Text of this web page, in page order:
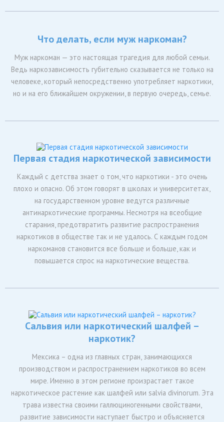
Что делать, если муж наркоман?
Муж наркоман — это настоящая трагедия для любой семьи.
Ведь наркозависимость губительно сказывается не только на
человеке, который непосредственно употребляет наркотики,
но и на его ближайшем окружении, в первую очередь, семье.
Первая стадия наркотической зависимости
Каждый с детства знает о том, что наркотики - это очень
плохо и опасно. Об этом говорят в школах и университетах,
на государственном уровне ведутся различные
антинаркотические программы. Несмотря на всеобщие
старания, предотвратить развитие распространения
наркотиков в обществе так и не удалось. С каждым годом
наркоманов становится все больше и больше, как и
повышается спрос на наркотические вещества.
Сальвия или наркотический шалфей –
наркотик?
Мексика – одна из главных стран, занимающихся
производством и распространением наркотиков во всем
мире. Именно в этом регионе произрастает такое
наркотическое растение как шалфей или salvia divinorum. Эта
трава известна своими галлюциногенными свойствами,
развитие зависимости наступает быстро и объясняется